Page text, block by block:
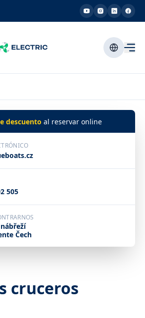
descuento al reservar online
505
Čech
cruceros